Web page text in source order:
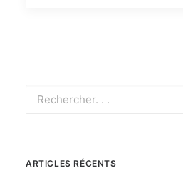
ARTICLES RÉCENTS